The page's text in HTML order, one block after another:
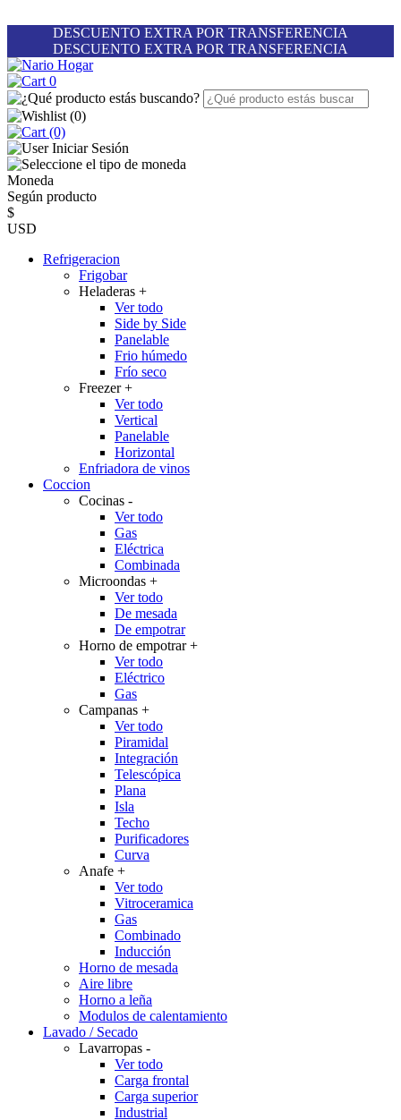
DESCUENTO EXTRA POR TRANSFERENCIA
DESCUENTO EXTRA POR TRANSFERENCIA
0
(0)
(0)
Iniciar Sesión
Moneda
Según producto
$
USD
Refrigeracion
Frigobar
Heladeras +
Ver todo
Side by Side
Panelable
Frio húmedo
Frío seco
Freezer+
Ver todo
Vertical
Panelable
Horizontal
Enfriadora de vinos
Coccion
Cocinas -
Ver todo
Gas
Eléctrica
Combinada
Microondas +
Ver todo
De mesada
De empotrar
Horno de empotrar+
Ver todo
Eléctrico
Gas
Campanas +
Ver todo
Piramidal
Integración
Telescópica
Plana
Isla
Techo
Purificadores
Curva
Anafe +
Ver todo
Vitroceramica
Gas
Combinado
Inducción
Horno de mesada
Aire libre
Horno a leña
Modulos de calentamiento
Lavado / Secado
Lavarropas -
Ver todo
Carga frontal
Carga superior
Industrial